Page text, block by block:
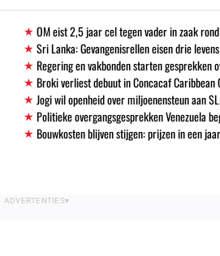
OM eist 2,5 jaar cel tegen vader in zaak
Sri Lanka: Gevangenisrellen eisen drie
Regering en vakbonden starten gesprekken
Broki verliest debuut in Concacaf Caribbean
Jogi wil openheid over miljoenensteun aan
Politieke overgangsgesprekken Venezuela
Bouwkosten blijven stijgen: prijzen in een